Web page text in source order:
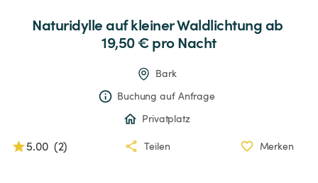
NaturidylleaufkleinerWaldlichtung ab
19,50 € pro Nacht
Bark
Buchung auf Anfrage
Privatplatz
5.00 (2) Teilen Merken